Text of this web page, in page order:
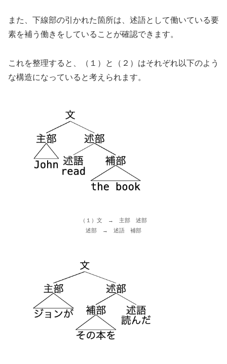
また、下線部の引かれた箇所は、述語として働いている要
素を補う働きをしていることが確認できます。
これを整理すると、（１）と（２）はそれぞれ以下のよう
な構造になっていると考えられます。
（１）文 → 主部 述部
述部 → 述語 補部